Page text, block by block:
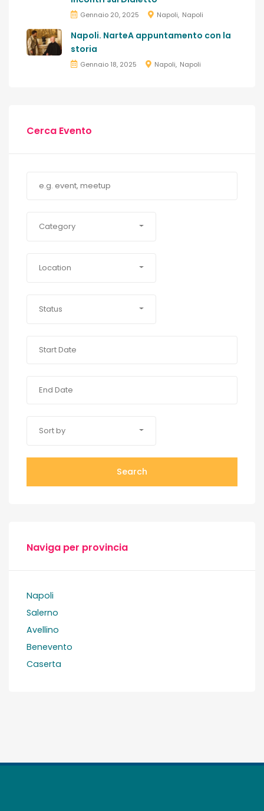
Gennaio 20, 2025 Napoli Napoli
Napoli. NarteA appuntamento con la
storia
Gennaio 18, 2025 Napoli Napoli
Cerca Evento
Category
Location
Status
Sort by
Search
Naviga per provincia
Napoli
Salerno
Avellino
Benevento
Caserta